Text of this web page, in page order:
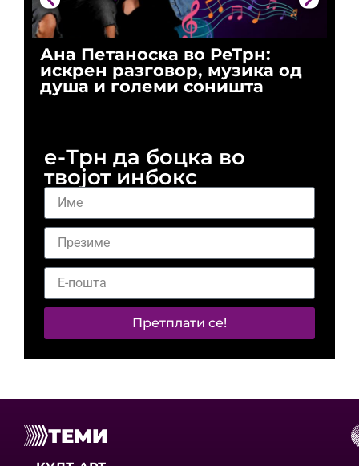
Ана Петаноска во РеТрн:
искрен разговор, музика од
душа и големи соништа
е-Трн да боцка во
твојот инбокс
Претплати се!
ТЕМИ